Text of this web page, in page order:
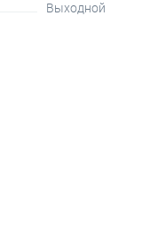
Выходной